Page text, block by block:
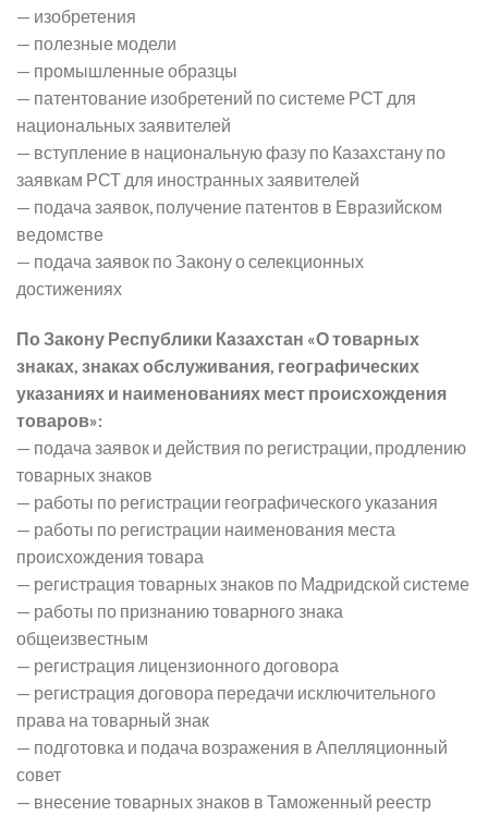
— изобретения
— полезные модели
— промышленные образцы
— патентование изобретений по системе РСТ для
национальных заявителей
— вступление в национальную фазу по Казахстану по
заявкам РСТ для иностранных заявителей
— подача заявок, получение патентов в Евразийском
ведомстве
— подача заявок по Закону о селекционных
достижениях
По Закону Республики Казахстан «О товарных
знаках, знаках обслуживания, географических
указаниях и наименованиях мест происхождения
товаров»:
— подача заявок и действия по регистрации, продлению
товарных знаков
— работы по регистрации географического указания
— работы по регистрации наименования места
происхождения товара
— регистрация товарных знаков по Мадридской системе
— работы по признанию товарного знака
общеизвестным
— регистрация лицензионного договора
— регистрация договора передачи исключительного
права на товарный знак
— подготовка и подача возражения в Апелляционный
совет
— внесение товарных знаков в Таможенный реестр